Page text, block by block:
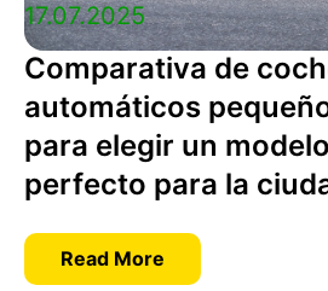
17.07.2025
Comparativa de
automáticos
para elegir un
perfecto para la
Read More